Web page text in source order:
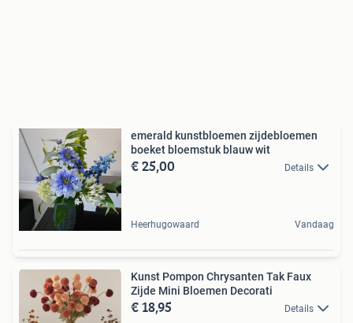
emerald kunstbloemen zijdebloemen
boeket bloemstuk blauw wit
€ 25,00 Details
Heerhugowaard Vandaag
Kunst Pompon Chrysanten Tak Faux
Zijde Mini Bloemen Decorati
€ 18,95 Details